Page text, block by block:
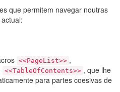
que permitem navegar noutras
<<PageList>> ,
<<TableOfContents>> , que lhe
para partes coesivas de